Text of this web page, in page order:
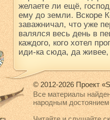
желаете ли ещё,
ему до земли. Вскоре
заважничал, что уже
валялся весь день в
каждого, кого хотел
иди-ка сюда, да
© 2012-2026 Проект
Все материалы
народным достоянием